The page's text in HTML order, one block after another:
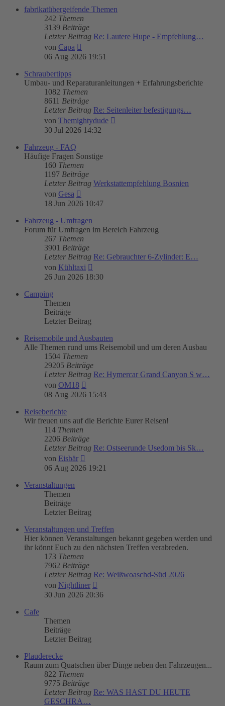
fabrikatübergeifende Themen
242 Themen
3139 Beiträge
Letzter Beitrag Re: Lautere Hupe - Empfehlung…
von Capa
Beitrag
06 Aug 2026 19:51
Schraubertipps
Umbau- und Reparaturanleitungen + Erfahrungsberichte
1082 Themen
8611 Beiträge
Letzter Beitrag Re: Seitenleiter befestigungs…
von Themightydude
30 Jul 2026 14:32
Fahrzeug - FAQ
Häufige Fragen Sonstige
160 Themen
1197 Beiträge
Letzter Beitrag Werkstattempfehlung Bosnien
von Gesa
Beitrag
18 Jun 2026 10:47
Fahrzeug - Umfragen
Forum für Umfragen im Bereich Fahrzeug
267 Themen
3901 Beiträge
Letzter Beitrag Re: Gebrauchter 6-Zylinder: E…
von Kühltaxi
Beitrag
26 Jun 2026 18:30
Camping
Themen
Beiträge
Letzter Beitrag
Reisemobile und Ausbauten
Alle Themen rund ums Reisemobil und um deren Ausbau
1504 Themen
29205 Beiträge
Letzter Beitrag Re: Hymercar Grand Canyon S w…
von OM18
Beitrag
08 Aug 2026 15:43
Reiseberichte
Wir freuen uns auf die Berichte Eurer Reisen!
114 Themen
2206 Beiträge
Letzter Beitrag Re: Ostseerunde Usedom bis Sk…
von Eisbär
Beitrag
06 Aug 2026 19:21
Veranstaltungen
Themen
Beiträge
Letzter Beitrag
Veranstaltungen und Treffen
Hier können Veranstaltungen bekannt gegeben werden und
ihr könnt Euch zu den nächsten Treffen verabreden.
173 Themen
7962 Beiträge
Letzter Beitrag Re: Weißwoaschd-Süd 2026
von Nightliner
Beitrag
30 Jun 2026 20:36
Cafe
Themen
Beiträge
Letzter Beitrag
Plauderecke
Raum zum Quatschen über Dinge neben den Fahrzeugen...
822 Themen
9775 Beiträge
Letzter Beitrag Re: WAS HAST DU HEUTE
GESCHRA…